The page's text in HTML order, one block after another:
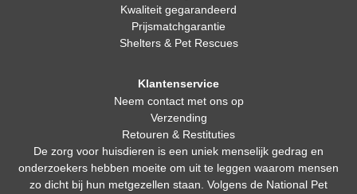
Kwaliteit gegarandeerd
Prijsmatchgarantie
Shelters & Pet Rescues
Klantenservice
Neem contact met ons op
Verzending
Retouren & Restituties
De zorg voor huisdieren is een uniek menselijk gedrag en
onderzoekers hebben moeite om uit te leggen waarom mensen
zo dicht bij hun metgezellen staan. Volgens de National Pet